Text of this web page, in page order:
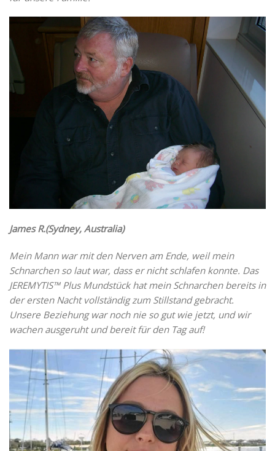
James R.(Sydney, Australia)
Mein Mann war mit den Nerven am Ende, weil mein
Schnarchen so laut war, dass er nicht schlafen konnte. Das
JEREMYTIS™ Plus Mundstück hat mein Schnarchen bereits in
der ersten Nacht vollständig zum Stillstand gebracht.
Unsere Beziehung war noch nie so gut wie jetzt, und wir
wachen ausgeruht und bereit für den Tag auf!